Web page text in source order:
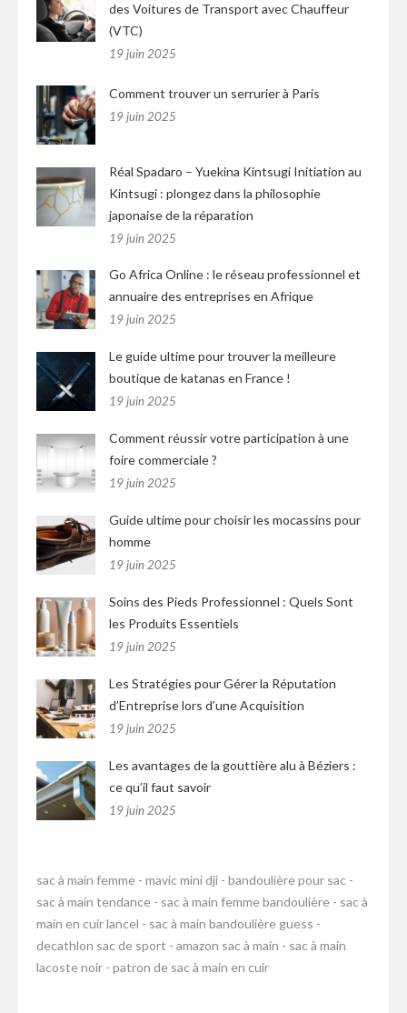
des Voitures de Transport avec Chauffeur
(VTC)
19 juin 2025
Comment trouver un serrurier à Paris
19 juin 2025
Réal Spadaro – Yuekina Kintsugi Initiation au
Kintsugi : plongez dans la philosophie
japonaise de la réparation
19 juin 2025
Go Africa Online : le réseau professionnel et
annuaire des entreprises en Afrique
19 juin 2025
Le guide ultime pour trouver la meilleure
boutique de katanas en France !
19 juin 2025
Comment réussir votre participation à une
foire commerciale ?
19 juin 2025
Guide ultime pour choisir les mocassins pour
homme
19 juin 2025
Soins des Pieds Professionnel : Quels Sont
les Produits Essentiels
19 juin 2025
Les Stratégies pour Gérer la Réputation
d’Entreprise lors d’une Acquisition
19 juin 2025
Les avantages de la gouttière alu à Béziers :
ce qu’il faut savoir
19 juin 2025
sac à main femme - mavic mini dji - bandoulière pour sac -
sac à main tendance - sac à main femme bandoulière - sac à
main en cuir lancel - sac à main bandoulière guess -
decathlon sac de sport - amazon sac à main - sac à main
lacoste noir - patron de sac à main en cuir